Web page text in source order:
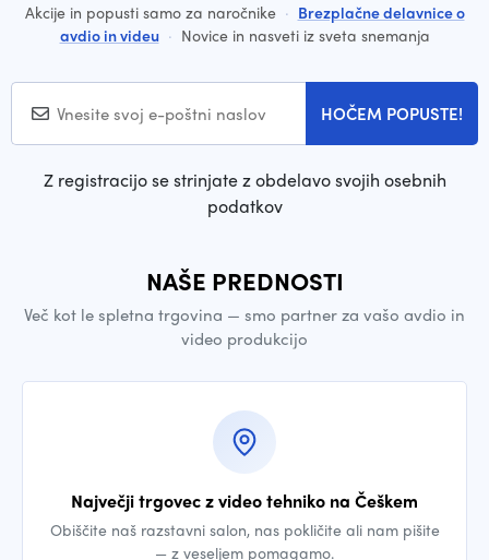
Akcije in popusti samo za naročnike · Brezplačne delavnice o
avdio in videu · Novice in nasveti iz sveta snemanja
HOČEM POPUSTE!
Z registracijo se strinjate z obdelavo svojih osebnih
podatkov
NAŠE PREDNOSTI
Več kot le spletna trgovina — smo partner za vašo avdio in
video produkcijo
Največji trgovec z video tehniko na Češkem
Obiščite naš razstavni salon, nas pokličite ali nam pišite
— z veseljem pomagamo.